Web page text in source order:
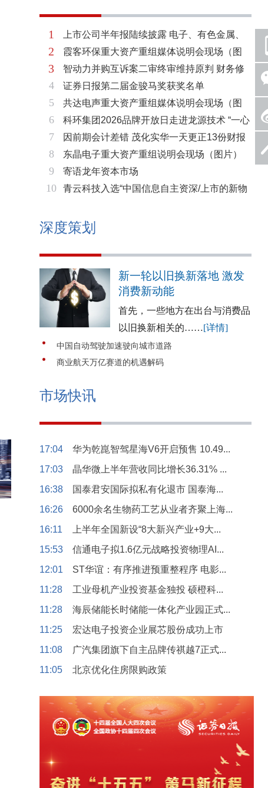
1
2
3
4
5
6
7
8
9
10
上市公司半年报陆续披露 电子、有色金属、
基础化工三大板块率先走强
霞客环保重大资产重组媒体说明会现场（图
片）
智动力并购互诉案二审终审维持原判 财务修
复与估值空间同步打开
证券日报第二届金骏马奖获奖名单
共达电声重大资产重组媒体说明会现场（图
片）
科环集团2026品牌开放日走进龙源技术 “一心
两脉”赋能火电绿色低碳转型
因前期会计差错 茂化实华一天更正13份财报
东晶电子重大资产重组说明会现场（图片）
寄语龙年资本市场
青云科技入选“中国信息自主资深/上市的新物
深度策划
新一轮以旧换新落地 激发
消费新动能
首先，一些地方在出台与消费品
以旧换新相关的……[详情]
中国自动驾驶加速驶向城市道路
商业航天万亿赛道的机遇解码
市场快讯
17:04
华为乾崑智驾星海V6开启预售 10.49...
17:03
晶华微上半年营收同比增长36.31% ...
16:38
国泰君安国际拟私有化退市 国泰海...
16:26
6000余名生物药工艺从业者齐聚上海...
16:11
上半年全国新设“8大新兴产业+9大...
15:53
信通电子拟1.6亿元战略投资物理AI...
12:01
ST华谊：有序推进预重整程序 电影...
11:28
工业母机产业投资基金独投 硕橙科...
11:28
海辰储能长时储能一体化产业园正式...
11:25
宏达电子投资企业展芯股份成功上市
11:08
广汽集团旗下自主品牌传祺越7正式...
11:05
北京优化住房限购政策